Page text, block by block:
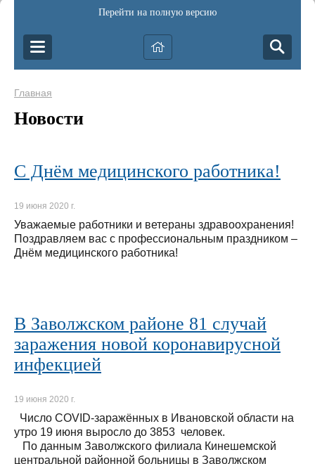
Перейти на полную версию
Главная
Новости
С Днём медицинского работника!
19 июня 2020 г.
Уважаемые работники и ветераны здравоохранения!
Поздравляем вас с профессиональным праздником –
Днём медицинского работника!
В Заволжском районе 81 случай
заражения новой коронавирусной
инфекцией
19 июня 2020 г.
Число COVID-заражённых в Ивановской области на
утро 19 июня выросло до 3853 человек.
По данным Заволжского филиала Кинешемской
центральной районной больницы в Заволжском